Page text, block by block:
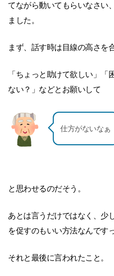
てながら動いてもらいなさい
ました。
まず、話す時は目線の高さを
「ちょっと助けて欲しい」
ない？」などとお願いして
仕方がないなぁ
と思わせるのだそう。
あとは言うだけではなく、少
を促すのもいい方法なんですっ
それと最後に言われたこと。